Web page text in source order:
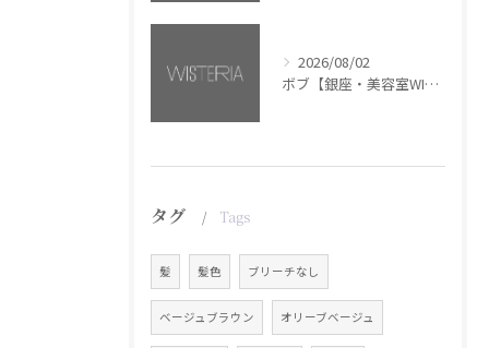
2026/08/02
ボブ【銀座・美容室WISTERIA】
タグ Tags
髪 髪色 ブリーチなし
ベージュブラウン オリーブベージュ